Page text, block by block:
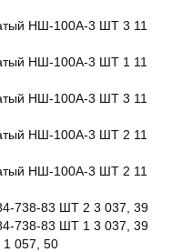
НШ-100А-3 ШТ 3 11
НШ-100А-3 ШТ 1 11
НШ-100А-3 ШТ 3 11
НШ-100А-3 ШТ 2 11
НШ-100А-3 ШТ 2 11
738-83 ШТ 2 3 037, 39
738-83 ШТ 1 3 037, 39
057, 50